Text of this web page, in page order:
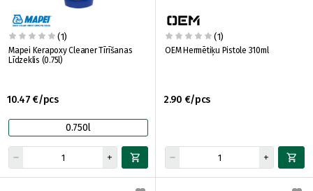
(1)
Mapei Kerapoxy Cleaner Tīrīšanas
Līdzeklis (0.75l)
10.47 €/pcs
0.750l
(1)
OEM Hermētiķu Pistole 310ml
2.90 €/pcs